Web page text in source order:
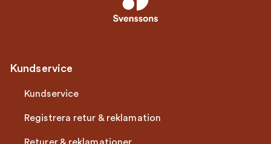
Kundservice
Kundservice
Registrera retur & reklamation